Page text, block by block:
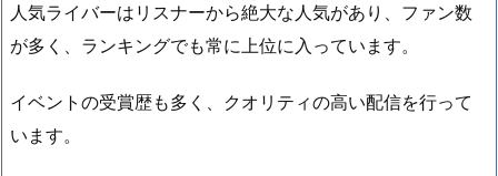
人気ライバーはリスナーから絶大な人気があり、ファン数
が多く、ランキングでも常に上位に入っています。
イベントの受賞歴も多く、クオリティの高い配信を行って
います。